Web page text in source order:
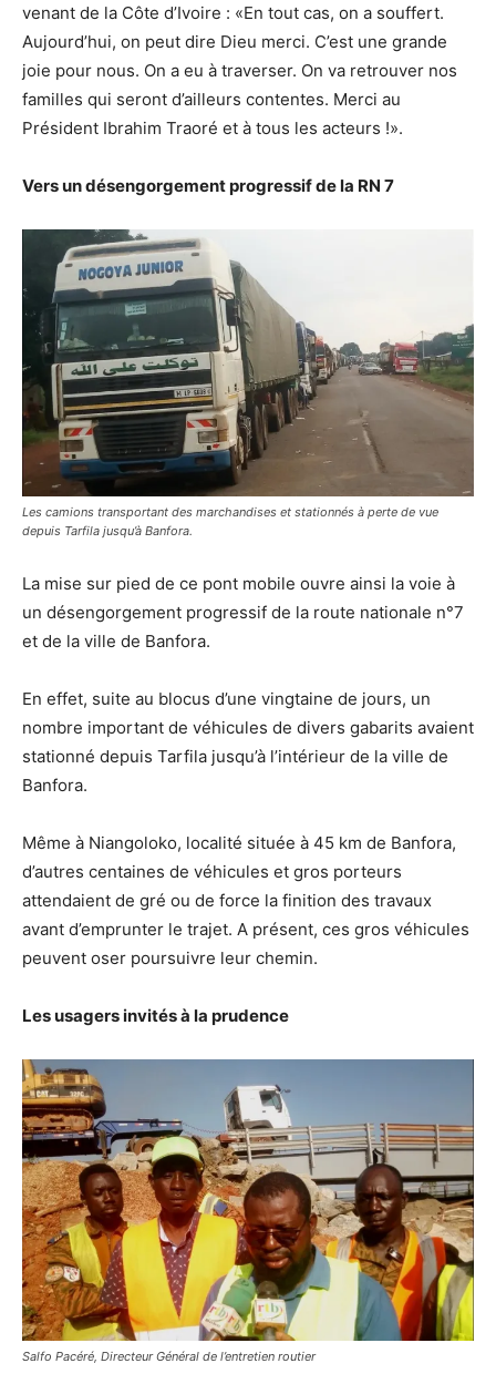
venant de la Côte d’Ivoire : «En tout cas, on a souffert.
Aujourd’hui, on peut dire Dieu merci. C’est une grande
joie pour nous. On a eu à traverser. On va retrouver nos
familles qui seront d’ailleurs contentes. Merci au
Président Ibrahim Traoré et à tous les acteurs !».
Vers un désengorgement progressif de la RN 7
Les camions transportant des marchandises et stationnés à perte de vue
depuis Tarfila jusqu’à Banfora.
La mise sur pied de ce pont mobile ouvre ainsi la voie à
un désengorgement progressif de la route nationale n°7
et de la ville de Banfora.
En effet, suite au blocus d’une vingtaine de jours, un
nombre important de véhicules de divers gabarits avaient
stationné depuis Tarfila jusqu’à l’intérieur de la ville de
Banfora.
Même à Niangoloko, localité située à 45 km de Banfora,
d’autres centaines de véhicules et gros porteurs
attendaient de gré ou de force la finition des travaux
avant d’emprunter le trajet. A présent, ces gros véhicules
peuvent oser poursuivre leur chemin.
Les usagers invités à la prudence
Salfo Pacéré, Directeur Général de l’entretien routier